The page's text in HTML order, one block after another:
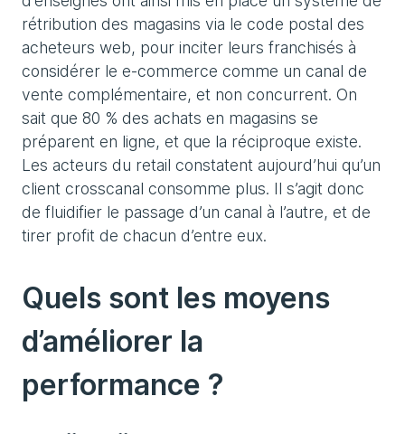
rétribution des magasins via le code postal des
acheteurs web, pour inciter leurs franchisés à
considérer le e-commerce comme un canal de
vente complémentaire, et non concurrent. On
sait que 80 % des achats en magasins se
préparent en ligne, et que la réciproque existe.
Les acteurs du retail constatent aujourd’hui qu’un
client crosscanal consomme plus. Il s’agit donc
de fluidifier le passage d’un canal à l’autre, et de
tirer profit de chacun d’entre eux.
Quels sont les moyens
d’améliorer la
performance ?